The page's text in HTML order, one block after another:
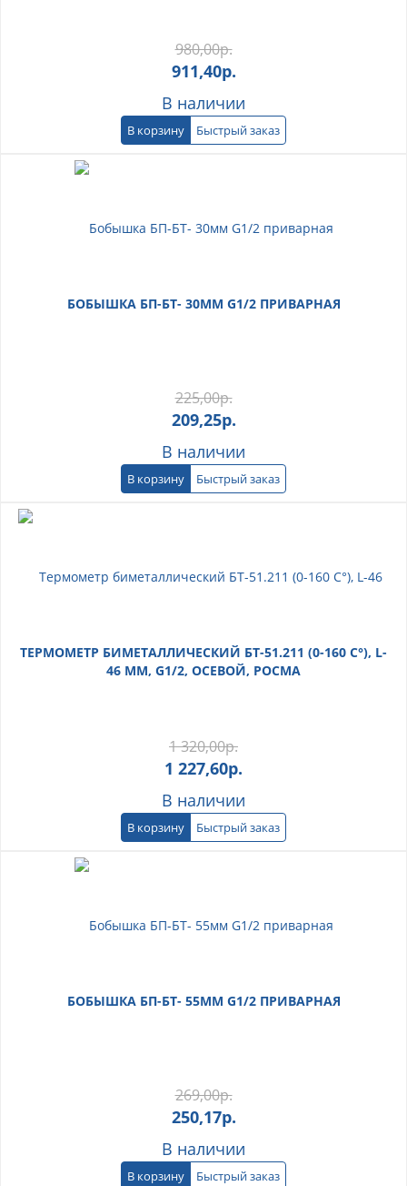
980,00р.
911,40р.
В наличии
В корзину Быстрый заказ
БОБЫШКА БП-БТ- 30ММ G1/2 ПРИВАРНАЯ
225,00р.
209,25р.
В наличии
В корзину Быстрый заказ
ТЕРМОМЕТР БИМЕТАЛЛИЧЕСКИЙ БТ-51.211 (0-160 С°), L-
46 ММ, G1/2, ОСЕВОЙ, РОСМА
1 320,00р.
1 227,60р.
В наличии
В корзину Быстрый заказ
БОБЫШКА БП-БТ- 55ММ G1/2 ПРИВАРНАЯ
269,00р.
250,17р.
В наличии
В корзину Быстрый заказ